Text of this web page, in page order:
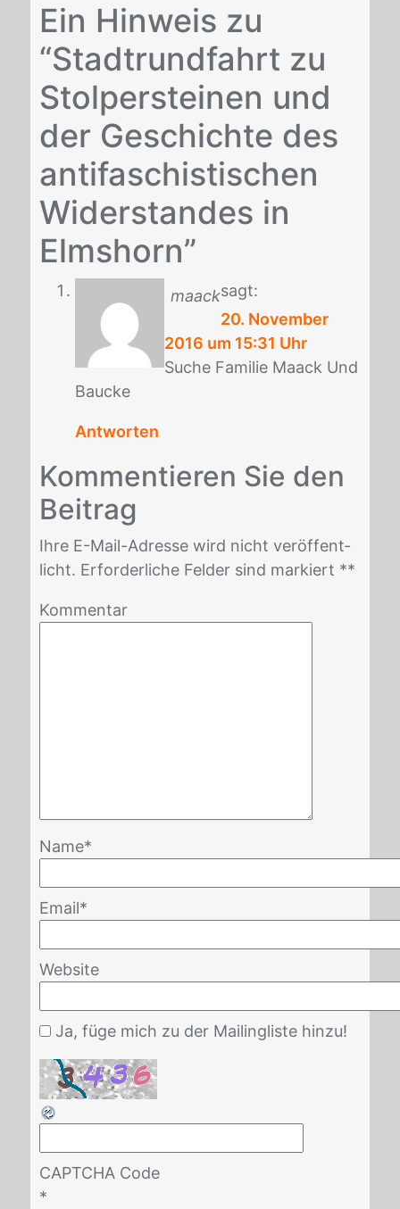
Ein Hinweis zu
“Stadtrundfahrt zu
Stolpersteinen und
der Geschichte des
antifaschistischen
Widerstandes in
Elmshorn”
maacksagt:
20. November
2016 um 15:31 Uhr
Su­che Fa­mi­lie Maack Und
Bau­cke
Antworten
Kom­men­tie­ren Sie den
Bei­trag
Ihre E-Mail-Adres­se wird nicht ver­öf­fent­
licht. Er­for­der­li­che Fel­der sind mar­kiert **
Kommentar
Name*
Email*
Website
Ja, füge mich zu der Mailingliste hinzu!
CAPTCHA Code
*